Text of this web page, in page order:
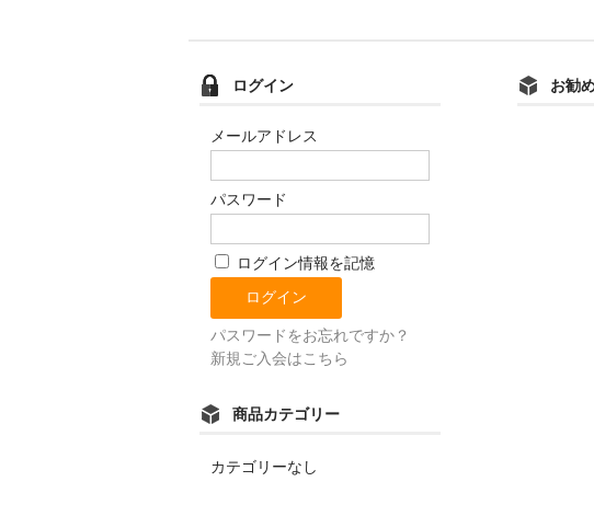
ログイン
メールアドレス
パスワード
ログイン情報を記憶
パスワードをお忘れですか？
新規ご入会はこちら
商品カテゴリー
カテゴリーなし
お勧